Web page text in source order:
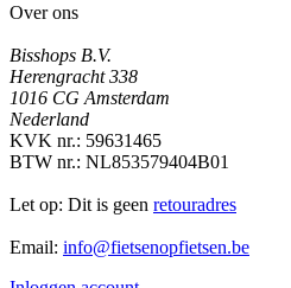
Over ons
Bisshops B.V.
Herengracht 338
1016 CG Amsterdam
Nederland
KVK nr.: 59631465
BTW nr.: NL853579404B01
Let op: Dit is geen retouradres
Email: info@fietsenopfietsen.be